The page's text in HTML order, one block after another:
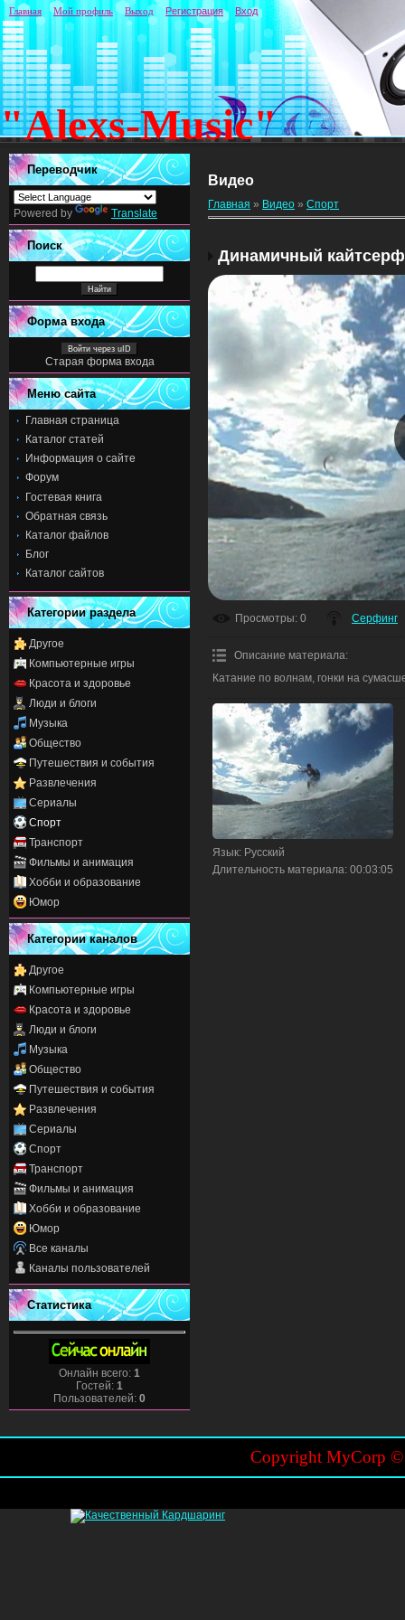
"Alexs-Music"
Главная Мой профиль Выход Регистрация Вход
Переводчик
Powered by Translate
Поиск
Форма входа
Войти через uID
Старая форма входа
Меню сайта
Главная страница
Каталог статей
Информация о сайте
Форум
Гостевая книга
Обратная связь
Каталог файлов
Блог
Каталог сайтов
Категории раздела
Другое
Компьютерные игры
Красота и здоровье
Люди и блоги
Музыка
Общество
Путешествия и события
Развлечения
Сериалы
Спорт
Транспорт
Фильмы и анимация
Хобби и образование
Юмор
Категории каналов
Другое
Компьютерные игры
Красота и здоровье
Люди и блоги
Музыка
Общество
Путешествия и события
Развлечения
Сериалы
Спорт
Транспорт
Фильмы и анимация
Хобби и образование
Юмор
Все каналы
Каналы пользователей
Статистика
Онлайн всего: 1
Гостей: 1
Пользователей: 0
Видео
Главная » Видео » Спорт
Динамичный
Просмотры: 0 Серфинг
Описание материала:
Катание по волнам, гонки на
Язык: Русский
Длительность материала: 00:03:05
Copyright MyCorp